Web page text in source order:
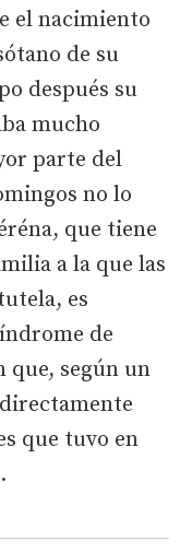
el nacimiento
de su
después su
mucho
parte del
no lo
que tiene
a la que las
es
de
según un
que tuvo en